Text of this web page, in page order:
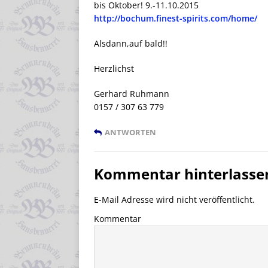
bis Oktober! 9.-11.10.2015
http://bochum.finest-spirits.com/home/
Alsdann,auf bald!!
Herzlichst
Gerhard Ruhmann
0157 / 307 63 779
ANTWORTEN
Kommentar
E-Mail Adresse wird nicht veröffentlicht.
Kommentar